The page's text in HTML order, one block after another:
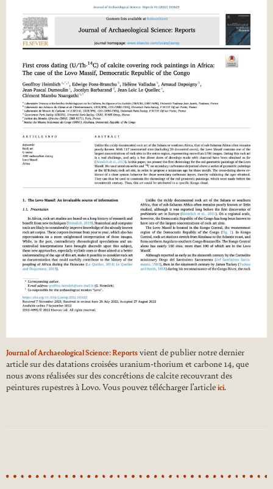
Journal of Archaeological Science: Reports vient de publier notre dernier
article sur des datations croisées uranium-thorium et carbone 14, que
nous avons réalisées sur des concrétions de calcite recouvrant des
peintures rupestres à Lovo. Vous pouvez télécharger l’article ici.